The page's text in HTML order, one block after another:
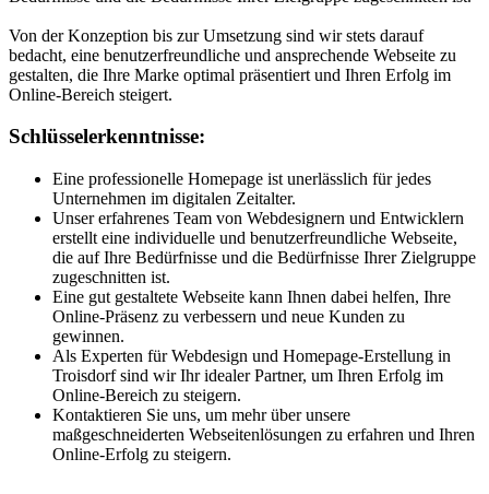
Von der Konzeption bis zur Umsetzung sind wir stets darauf
bedacht, eine benutzerfreundliche und ansprechende Webseite zu
gestalten, die Ihre Marke optimal präsentiert und Ihren Erfolg im
Online-Bereich steigert.
Schlüsselerkenntnisse:
Eine professionelle Homepage ist unerlässlich für jedes
Unternehmen im digitalen Zeitalter.
Unser erfahrenes Team von Webdesignern und Entwicklern
erstellt eine individuelle und benutzerfreundliche Webseite,
die auf Ihre Bedürfnisse und die Bedürfnisse Ihrer Zielgruppe
zugeschnitten ist.
Eine gut gestaltete Webseite kann Ihnen dabei helfen, Ihre
Online-Präsenz zu verbessern und neue Kunden zu
gewinnen.
Als Experten für Webdesign und Homepage-Erstellung in
Troisdorf sind wir Ihr idealer Partner, um Ihren Erfolg im
Online-Bereich zu steigern.
Kontaktieren Sie uns, um mehr über unsere
maßgeschneiderten Webseitenlösungen zu erfahren und Ihren
Online-Erfolg zu steigern.